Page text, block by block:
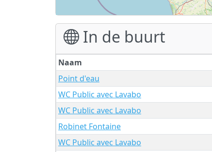
In de buurt
Naam
Point d'eau
WC Public avec Lavabo
WC Public avec Lavabo
Robinet Fontaine
WC Public avec Lavabo